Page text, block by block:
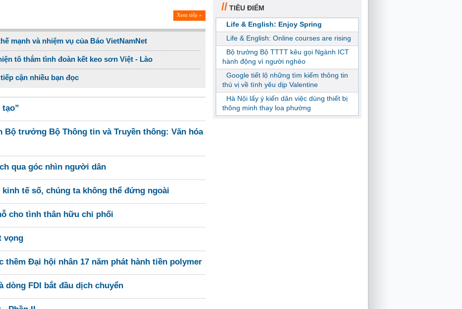
Xem tiếp »
mạnh và nhiệm vụ của Báo VietNamNet
tô thắm tình đoàn kết keo sơn Việt - Lào
cận nhiều bạn đọc
tạo”
Bộ trưởng Bộ Thông tin và Truyền thông: Văn hóa
qua góc nhìn người dân
tế số, chúng ta không thể đứng ngoài
cho tình thân hữu chi phối
vọng
Đại hội nhân 17 năm phát hành tiền polymer
dòng FDI bắt đầu dịch chuyển
// TIÊU ĐIỂM
Life & English: Enjoy Spring
Life & English: Online courses are rising
Bộ trưởng Bộ TTTT kêu gọi Ngành ICT
hành động vì người nghèo
Google tiết lộ những tìm kiếm thông tin
thú vị về tình yêu dịp Valentine
Hà Nội lấy ý kiến dân việc dùng thiết bị
thông minh thay loa phường